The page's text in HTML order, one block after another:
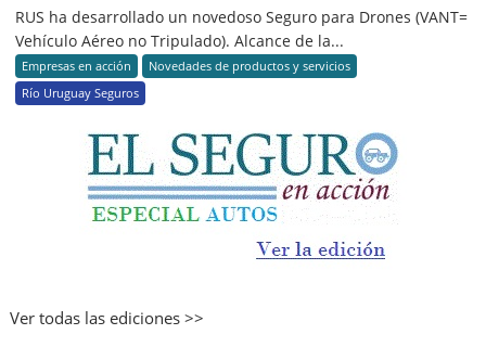
RUS ha desarrollado un novedoso Seguro para Drones (VANT=
Vehículo Aéreo no Tripulado). Alcance de la...
Empresas en acción
Novedades de productos y servicios
Río Uruguay Seguros
Ver todas las ediciones >>